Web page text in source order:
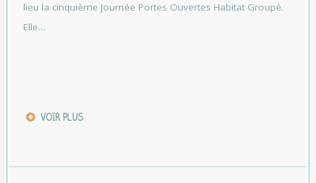
lieu la cinquième Journée Portes Ouvertes Habitat Groupé.
Elle…
VOIR PLUS